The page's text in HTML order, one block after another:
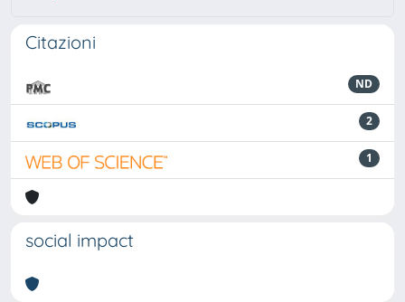
Citazioni
ND
2
1
social impact